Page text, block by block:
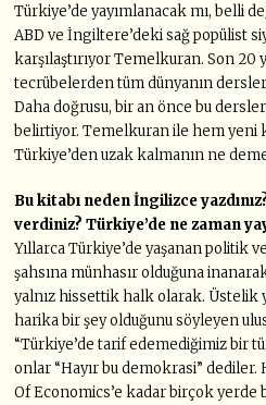
Türkiye’de yayımlanacak mı, belli
ABD ve İngiltere’deki sağ popülist
karşılaştırıyor Temelkuran. Son 20
tecrübelerden tüm dünyanın
Daha doğrusu, bir an önce bu
belirtiyor. Temelkuran ile hem yeni
Türkiye’den uzak kalmanın ne
Bu kitabı neden İngilizce
verdiniz? Türkiye’de ne zaman
Yıllarca Türkiye’de yaşanan politik
şahsına münhasır olduğuna
yalnız hissettik halk olarak. Üstelik
harika bir şey olduğunu söyleyen
“Türkiye’de tarif edemediğimiz bir
onlar “Hayır bu demokrasi”
Of Economics’e kadar birçok yerde